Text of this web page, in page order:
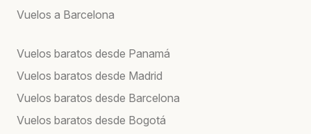
Vuelos a Barcelona
Vuelos baratos desde Panamá
Vuelos baratos desde Madrid
Vuelos baratos desde Barcelona
Vuelos baratos desde Bogotá